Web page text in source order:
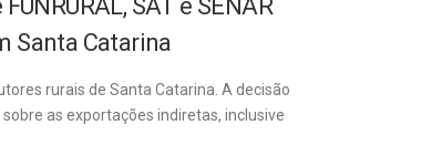
SAT e SENAR
Santa Catarina
rurais de Santa Catarina. A decisão
as exportações indiretas, inclusive